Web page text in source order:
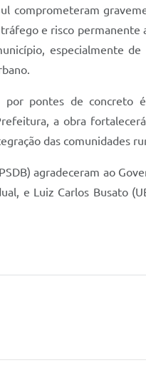
comprometeram
e risco permanente
especialmente
pontes de concreto
a obra
das comunidades
agradeceram ao
e Luiz Carlos Busato